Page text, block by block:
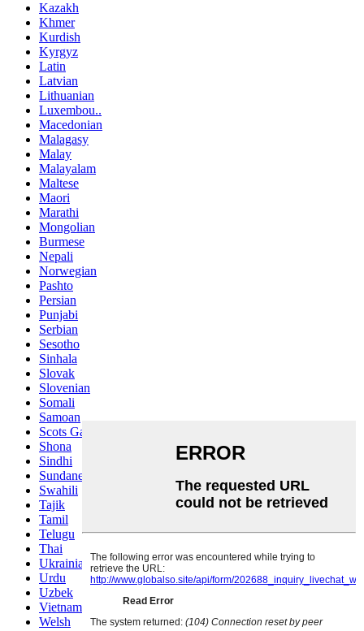
Kazakh
Khmer
Kurdish
Kyrgyz
Latin
Latvian
Lithuanian
Luxembou..
Macedonian
Malagasy
Malay
Malayalam
Maltese
Maori
Marathi
Mongolian
Burmese
Nepali
Norwegian
Pashto
Persian
Punjabi
Serbian
Sesotho
Sinhala
Slovak
Slovenian
Somali
Samoan
Scots Gaelic
Shona
Sindhi
Sundanese
Swahili
Tajik
Tamil
Telugu
Thai
Ukrainian
Urdu
Uzbek
Vietnamese
Welsh